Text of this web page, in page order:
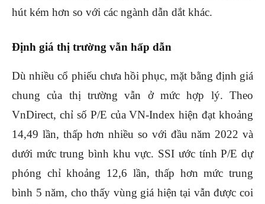
hút kém hơn so với các ngành dẫn dắt khác.
Định giá thị trường vẫn hấp dẫn
Dù nhiều cổ phiếu chưa hồi phục, mặt bằng định giá
chung của thị trường vẫn ở mức hợp lý. Theo
VnDirect, chỉ số P/E của VN-Index hiện đạt khoảng
14,49 lần, thấp hơn nhiều so với đầu năm 2022 và
dưới mức trung bình khu vực. SSI ước tính P/E dự
phóng chỉ khoảng 12,6 lần, thấp hơn mức trung
bình 5 năm, cho thấy vùng giá hiện tại vẫn được coi